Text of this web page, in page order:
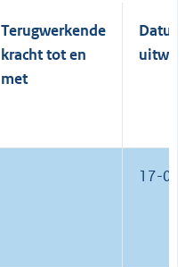
Terugwerkende
kracht tot en
met
Datum
17-06-